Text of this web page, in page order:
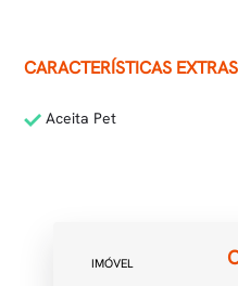
CARACTERÍSTICAS EXTRAS
Aceita Pet
IMÓVEL